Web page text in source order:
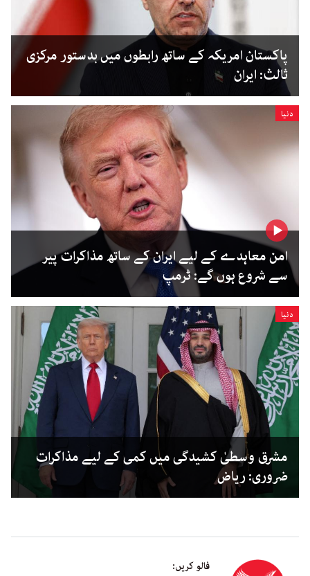
پاکستان امریکہ کے ساتھ رابطوں میں بدستور مرکزی
ثالث: ایران
دنیا
امن معاہدے کے لیے ایران کے ساتھ مذاکرات پیر
سے شروع ہوں گے: ٹرمپ
دنیا
مشرق وسطیٰ کشیدگی میں کمی کے لیے مذاکرات
ضروری: ریاض
فالو کریں: